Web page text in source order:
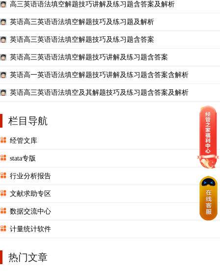
高三英语语法填空解题技巧讲解及练习题含答案及解析
英语高三英语语法填空解题技巧及练习题及解析
英语高三英语语法填空解题技巧及练习题含答案
英语高三英语语法填空解题技巧讲解及练习题含答案
英语高一英语语法填空解题技巧讲解及练习题含答案含解析
英语高三英语语法填空及其解题技巧及练习题含答案及解析
栏目导航
经管文库
stata专版
行业分析报告
文献求助专区
数据交流中心
计量统计软件
热门文章